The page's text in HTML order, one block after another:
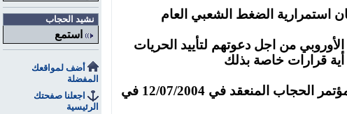
نشيد الحجاب
استمع
أضف لمواقعك
المفضلة
اجعلنا صفحتك
الرئيسية
استمرارية الضغط الشعبي العام
من اجل دعوتهم لتأييد الحريات
قرارات خاصة بذلك
الحجاب المنعقد في 12/07/2004 في